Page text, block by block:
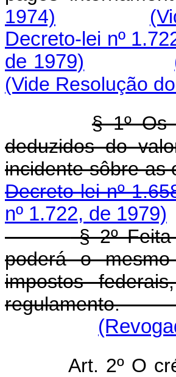
1974)
Decreto-lei nº
de 1979)
(Vide Resolução
§ 1º Os
deduzidos do
incidente
Decreto-lei nº
nº 1.722, de 1979)
§ 2º Feita
poderá o
impostos
Art. 2º O